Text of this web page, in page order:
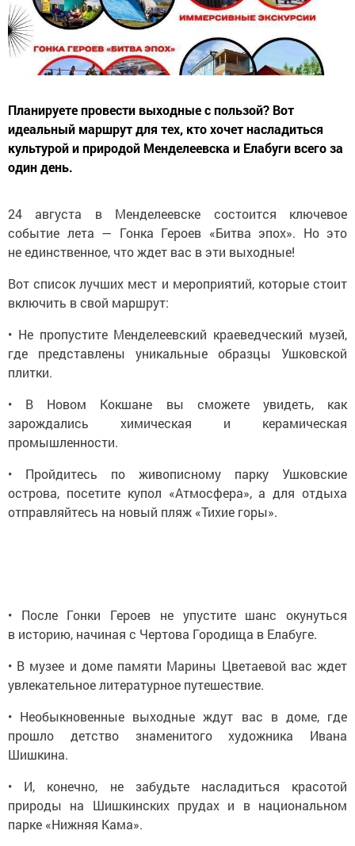
Планируете провести выходные с пользой? Вот
идеальный маршрут для тех, кто хочет насладиться
культурой и природой Менделеевска и Елабуги всего за
один день.
24 августа в Менделеевске состоится ключевое
событие лета — Гонка Героев «Битва эпох». Но это
не единственное, что ждет вас в эти выходные!
Вот список лучших мест и мероприятий, которые стоит
включить в свой маршрут:
• Не пропустите Менделеевский краеведческий музей,
где представлены уникальные образцы Ушковской
плитки.
• В Новом Кокшане вы сможете увидеть, как
зарождались химическая и керамическая
промышленности.
• Пройдитесь по живописному парку Ушковские
острова, посетите купол «Атмосфера», а для отдыха
отправляйтесь на новый пляж «Тихие горы».
• После Гонки Героев не упустите шанс окунуться
в историю, начиная с Чертова Городища в Елабуге.
• В музее и доме памяти Марины Цветаевой вас ждет
увлекательное литературное путешествие.
• Необыкновенные выходные ждут вас в доме, где
прошло детство знаменитого художника Ивана
Шишкина.
• И, конечно, не забудьте насладиться красотой
природы на Шишкинских прудах и в национальном
парке «Нижняя Кама».